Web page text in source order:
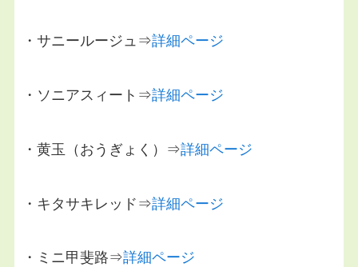
・サニールージュ⇒詳細ページ
・ソニアスィート⇒詳細ページ
・黄玉（おうぎょく）⇒詳細ページ
・キタサキレッド⇒詳細ページ
・ミニ甲斐路⇒詳細ページ